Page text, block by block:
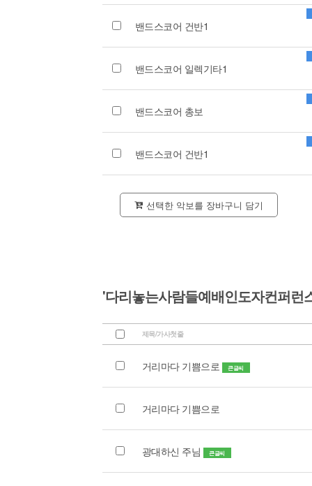
밴드스코어 건반1
밴드스코어 일렉기타1
밴드스코어 총보
밴드스코어 건반1
선택한 악보를 장바구니 담기
'다리놓는사람들예배인도자컨퍼런
제목/가사첫줄
거리마다 기쁨으로 큰글씨
거리마다 기쁨으로
광대하신 주님 큰글씨